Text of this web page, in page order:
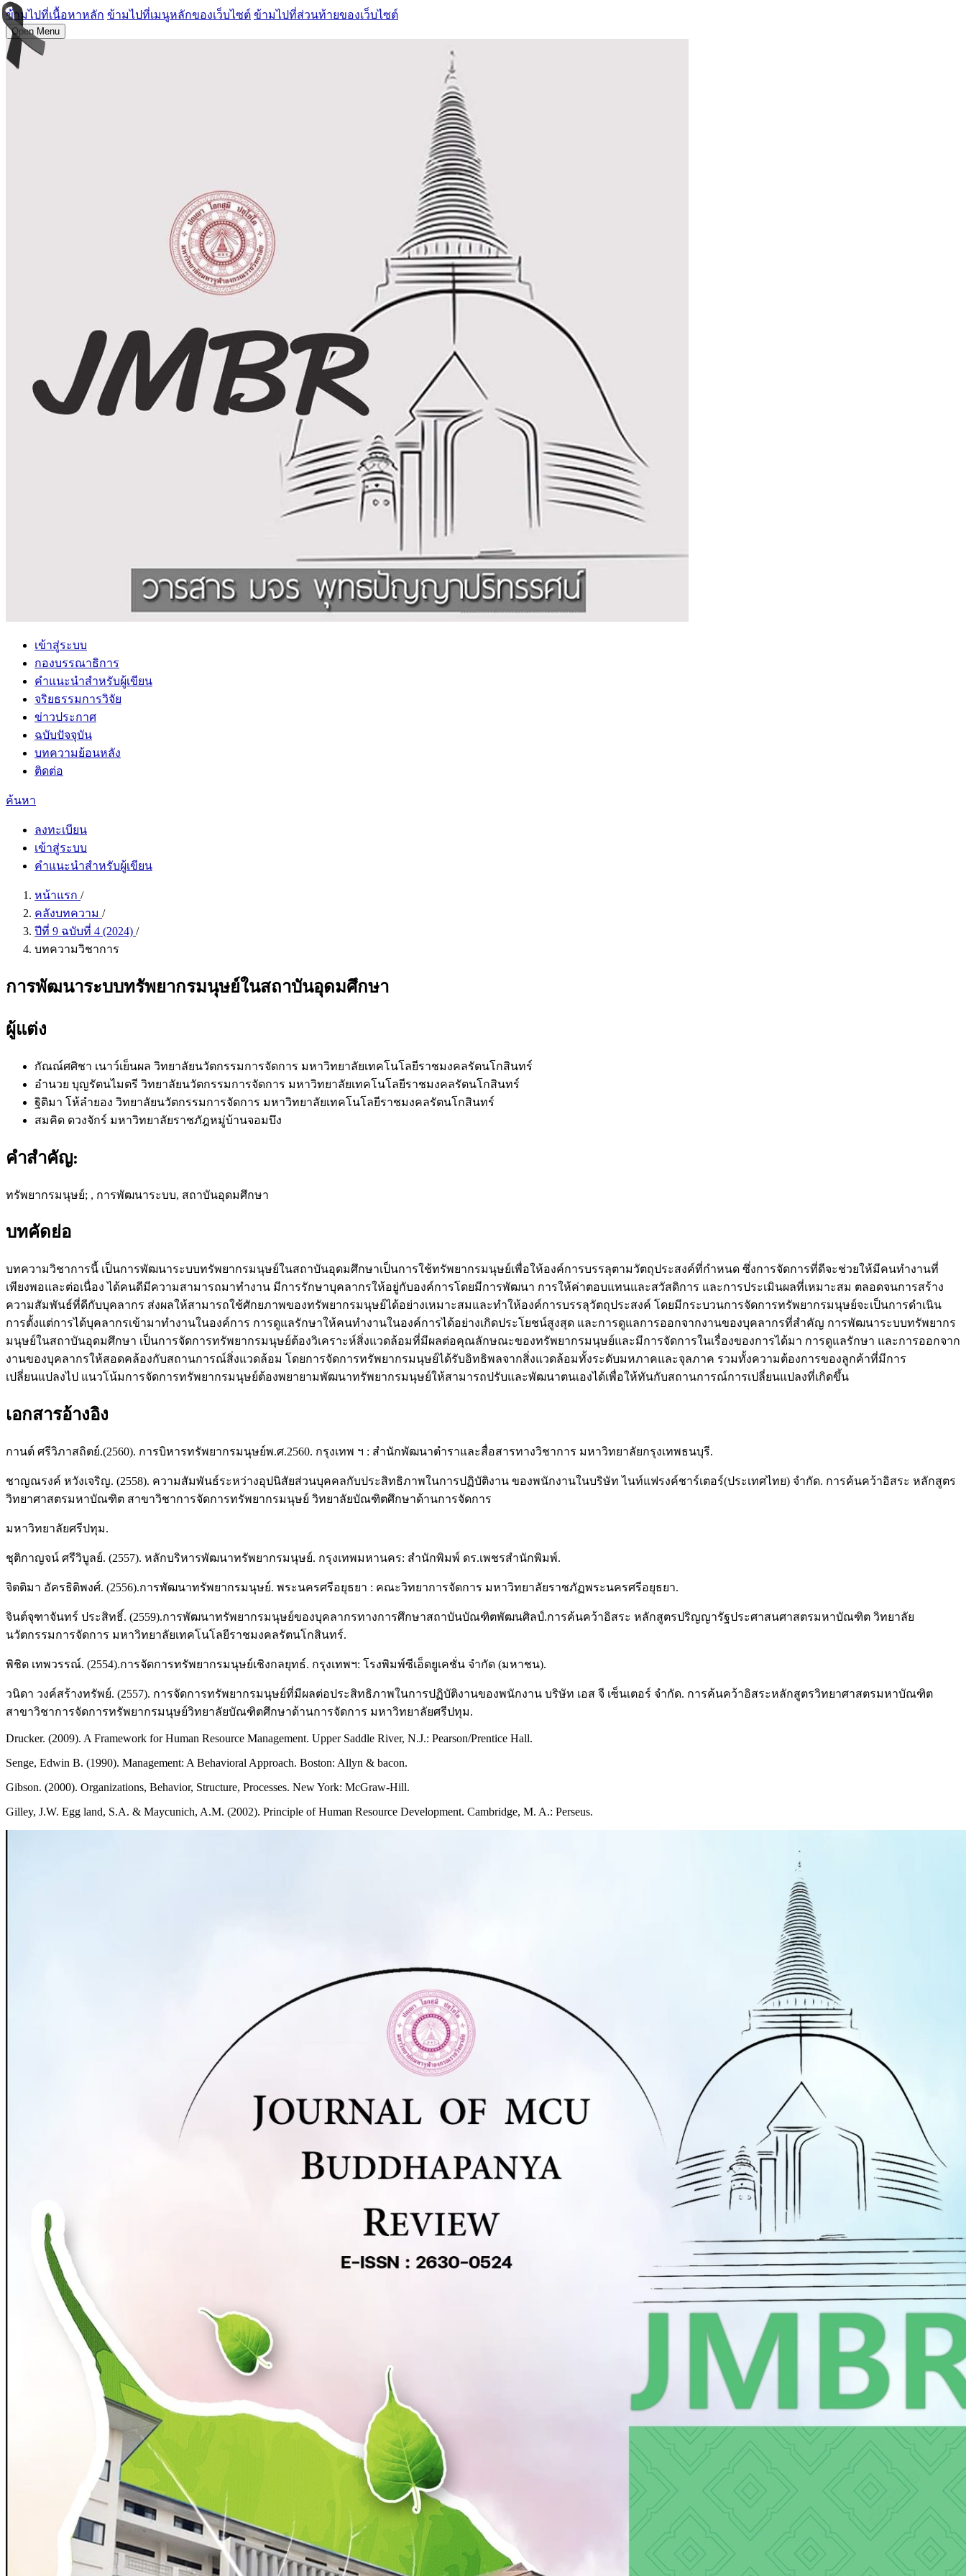
ข้ามไปที่เนื้อหาหลัก ข้ามไปที่เมนูหลักของเว็บไซต์ ข้ามไปที่ส่วนท้ายของเว็บไซต์
Open Menu
เข้าสู่ระบบ
กองบรรณาธิการ
คำแนะนำสำหรับผู้เขียน
จริยธรรมการวิจัย
ข่าวประกาศ
ฉบับปัจจุบัน
บทความย้อนหลัง
ติดต่อ
ค้นหา
ลงทะเบียน
เข้าสู่ระบบ
คำแนะนำสำหรับผู้เขียน
หน้าแรก /
คลังบทความ /
ปีที่ 9 ฉบับที่ 4 (2024) /
บทความวิชาการ
การพัฒนาระบบทรัพยากรมนุษย์ในสถาบันอุดมศึกษา
ผู้แต่ง
กัณณ์ศศิชา เนาว์เย็นผล วิทยาลัยนวัตกรรมการจัดการ มหาวิทยาลัยเทคโนโลยีราชมงคลรัตนโกสินทร์
อำนวย บุญรัตนไมตรี วิทยาลัยนวัตกรรมการจัดการ มหาวิทยาลัยเทคโนโลยีราชมงคลรัตนโกสินทร์
ฐิติมา โห้ลำยอง วิทยาลัยนวัตกรรมการจัดการ มหาวิทยาลัยเทคโนโลยีราชมงคลรัตนโกสินทร์
สมคิด ดวงจักร์ มหาวิทยาลัยราชภัฎหมู่บ้านจอมบึง
คำสำคัญ:
ทรัพยากรมนุษย์; , การพัฒนาระบบ, สถาบันอุดมศึกษา
บทคัดย่อ
บทความวิชาการนี้ เป็นการพัฒนาระบบทรัพยากรมนุษย์ในสถาบันอุดมศึกษาเป็นการใช้ทรัพยากรมนุษย์เพื่อให้องค์การบรรลุตามวัตถุประสงค์ที่กำหนด ซึ่งการจัดการที่ดีจะช่วยให้มีคนทำงานที่
เพียงพอและต่อเนื่อง ได้คนดีมีความสามารถมาทำงาน มีการรักษาบุคลากรให้อยู่กับองค์การโดยมีการพัฒนา การให้ค่าตอบแทนและสวัสดิการ และการประเมินผลที่เหมาะสม ตลอดจนการสร้าง
ความสัมพันธ์ที่ดีกับบุคลากร ส่งผลให้สามารถใช้ศักยภาพของทรัพยากรมนุษย์ได้อย่างเหมาะสมและทำให้องค์การบรรลุวัตถุประสงค์ โดยมีกระบวนการจัดการทรัพยากรมนุษย์จะเป็นการดำเนิน
การตั้งแต่การได้บุคลากรเข้ามาทำงานในองค์การ การดูแลรักษาให้คนทำงานในองค์การได้อย่างเกิดประโยชน์สูงสุด และการดูแลการออกจากงานของบุคลากรที่สำคัญ การพัฒนาระบบทรัพยากร
มนุษย์ในสถาบันอุดมศึกษา เป็นการจัดการทรัพยากรมนุษย์ต้องวิเคราะห์สิ่งแวดล้อมที่มีผลต่อคุณลักษณะของทรัพยากรมนุษย์และมีการจัดการในเรื่องของการได้มา การดูแลรักษา และการออกจาก
งานของบุคลากรให้สอดคล้องกับสถานการณ์สิ่งแวดล้อม โดยการจัดการทรัพยากรมนุษย์ได้รับอิทธิพลจากสิ่งแวดล้อมทั้งระดับมหภาคและจุลภาค รวมทั้งความต้องการของลูกค้าที่มีการ
เปลี่ยนแปลงไป แนวโน้มการจัดการทรัพยากรมนุษย์ต้องพยายามพัฒนาทรัพยากรมนุษย์ให้สามารถปรับและพัฒนาตนเองได้เพื่อให้ทันกับสถานการณ์การเปลี่ยนแปลงที่เกิดขึ้น
เอกสารอ้างอิง
กานต์ ศรีวิภาสถิตย์.(2560). การบิหารทรัพยากรมนุษย์พ.ศ.2560. กรุงเทพ ฯ : สำนักพัฒนาตำราและสื่อสารทางวิชาการ มหาวิทยาลัยกรุงเทพธนบุรี.
ชาญณรงค์ หวังเจริญ. (2558). ความสัมพันธ์ระหว่างอุปนิสัยส่วนบุคคลกับประสิทธิภาพในการปฏิบัติงาน ของพนักงานในบริษัท ไนท์แฟรงค์ชาร์เตอร์(ประเทศไทย) จำกัด. การค้นคว้าอิสระ หลักสูตร
วิทยาศาสตรมหาบัณฑิต สาขาวิชาการจัดการทรัพยากรมนุษย์ วิทยาลัยบัณฑิตศึกษาด้านการจัดการ
มหาวิทยาลัยศรีปทุม.
ชุติกาญจน์ ศรีวิบูลย์. (2557). หลักบริหารพัฒนาทรัพยากรมนุษย์. กรุงเทพมหานคร: สำนักพิมพ์ ดร.เพชรสำนักพิมพ์.
จิตติมา อัครธิติพงศ์. (2556).การพัฒนาทรัพยากรมนุษย์. พระนครศรีอยุธยา : คณะวิทยาการจัดการ มหาวิทยาลัยราชภัฏพระนครศรีอยุธยา.
จินต์จุฑาจันทร์ ประสิทธิ์. (2559).การพัฒนาทรัพยากรมนุษย์ของบุคลากรทางการศึกษาสถาบันบัณฑิตพัฒนศิลป์.การค้นคว้าอิสระ หลักสูตรปริญญารัฐประศาสนศาสตรมหาบัณฑิต วิทยาลัย
นวัตกรรมการจัดการ มหาวิทยาลัยเทคโนโลยีราชมงคลรัตนโกสินทร์.
พิชิต เทพวรรณ์. (2554).การจัดการทรัพยากรมนุษย์เชิงกลยุทธ์. กรุงเทพฯ: โรงพิมพ์ซีเอ็ดยูเคชั่น จำกัด (มหาชน).
วนิดา วงค์สร้างทรัพย์. (2557). การจัดการทรัพยากรมนุษย์ที่มีผลต่อประสิทธิภาพในการปฏิบัติงานของพนักงาน บริษัท เอส จี เซ็นเตอร์ จำกัด. การค้นคว้าอิสระหลักสูตรวิทยาศาสตรมหาบัณฑิต
สาขาวิชาการจัดการทรัพยากรมนุษย์วิทยาลัยบัณฑิตศึกษาด้านการจัดการ มหาวิทยาลัยศรีปทุม.
Drucker. (2009). A Framework for Human Resource Management. Upper Saddle River, N.J.: Pearson/Prentice Hall.
Senge, Edwin B. (1990). Management: A Behavioral Approach. Boston: Allyn & bacon.
Gibson. (2000). Organizations, Behavior, Structure, Processes. New York: McGraw-Hill.
Gilley, J.W. Egg land, S.A. & Maycunich, A.M. (2002). Principle of Human Resource Development. Cambridge, M. A.: Perseus.